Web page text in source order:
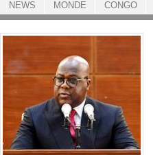
ACCUEIL
NEWS MONDE CONGO